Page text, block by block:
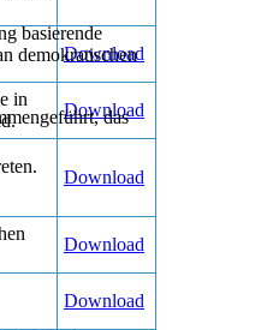
basierende
demokratischen
das
Download
in
Download
Download
Download
Download